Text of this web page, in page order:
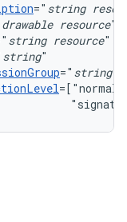
=" string
drawable resource
string resource
string
=" string
=["normal"